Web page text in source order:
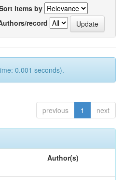
items by
record
0.001 seconds).
previous 1 next
Author(s)